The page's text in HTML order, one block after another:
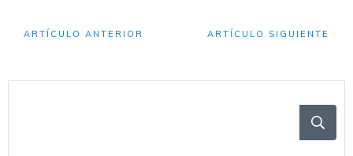
ARTÍCULO ANTERIOR ARTÍCULO SIGUIENTE